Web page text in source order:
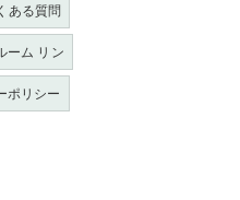
ある質問
ーム リン
ポリシー